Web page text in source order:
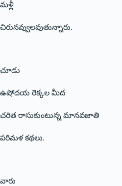
మళ్లీ
చిరునవ్వులవుతున్నారు.
చూడు
ఉషోదయ రెక్కల మీద
చరిత రాసుకుంటున్న మానవజాతి
పరిమళ కథలు.
వారు